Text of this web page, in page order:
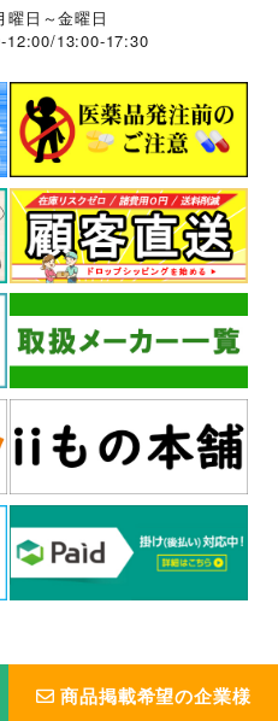
曜日～金曜日
12:00/13:00-17:30
商品掲載希望の企業様